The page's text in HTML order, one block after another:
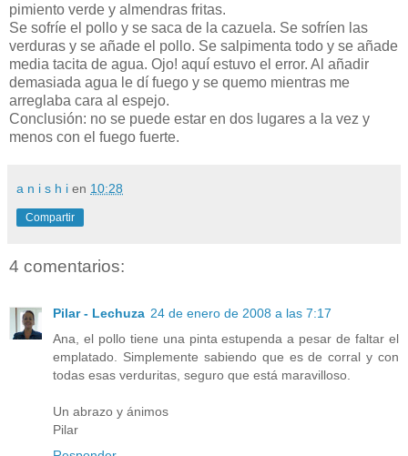
pimiento verde y almendras fritas.
Se sofríe el pollo y se saca de la cazuela. Se sofríen las
verduras y se añade el pollo. Se salpimenta todo y se añade
media tacita de agua. Ojo! aquí estuvo el error. Al añadir
demasiada agua le dí fuego y se quemo mientras me
arreglaba cara al espejo.
Conclusión: no se puede estar en dos lugares a la vez y
menos con el fuego fuerte.
a n i s h i en 10:28
Compartir
4 comentarios:
Pilar - Lechuza 24 de enero de 2008 a las 7:17
Ana, el pollo tiene una pinta estupenda a pesar de faltar el
emplatado. Simplemente sabiendo que es de corral y con
todas esas verduritas, seguro que está maravilloso.
Un abrazo y ánimos
Pilar